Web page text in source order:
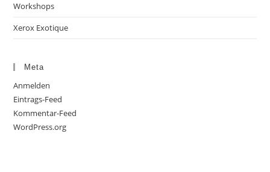
Workshops
Xerox Exotique
Meta
Anmelden
Eintrags-Feed
Kommentar-Feed
WordPress.org